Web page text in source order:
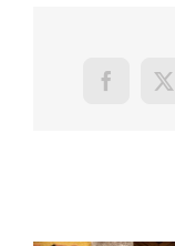
Facebook
X